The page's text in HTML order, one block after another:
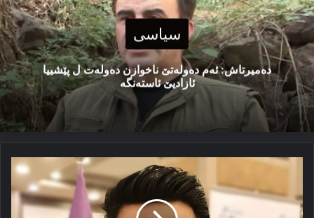
سیاسی
دەمیرتاش: ئەم دەولەتێ ناخوازن دەولەت ل پێشییا
ئازادیێ ئاستەنگە
ئیسلام
یان
عەدالەته